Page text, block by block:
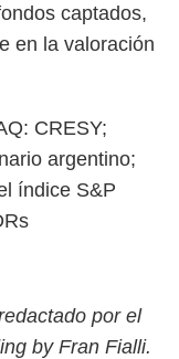
captados,
en la valoración
CRESY;
argentino;
índice S&P
por el
by Fran Fialli.